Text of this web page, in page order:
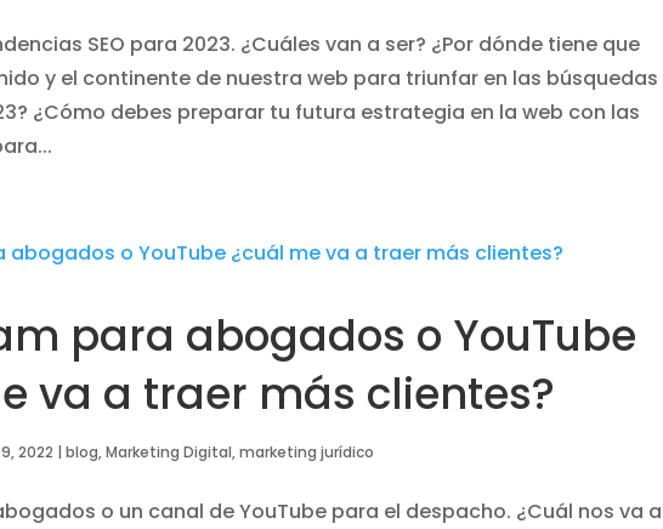
SEO para 2023. ¿Cuáles van a ser? ¿Por dónde tiene que
y el continente de nuestra web para triunfar en las búsquedas
¿Cómo debes preparar tu futura estrategia en la web con las
para abogados o YouTube
va a traer más clientes?
2022 |blog,Marketing Digital,marketing jurídico
o un canal de YouTube para el despacho. ¿Cuál nos va a